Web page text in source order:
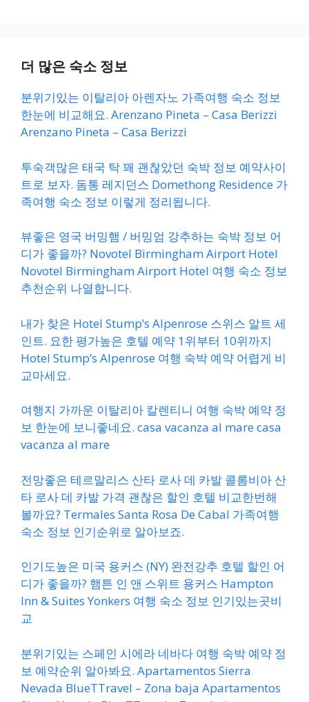
더 많은 숙소 정보
분위기있는 이탈리아 아렌자노 가족여행 숙소 정보
한눈에 비교해요. Arenzano Pineta – Casa Berizzi
Arenzano Pineta – Casa Berizzi
투숙객많은 태국 탁 꽤 괜찮았던 숙박 정보 예약사이
트로 보자. 돔통 레지던스 Domethong Residence 가
족여행 숙소 정보 이렇게 정리됩니다.
뷰좋은 영국 버밍햄 / 버밍엄 강추하는 숙박 정보 어
디가 좋을까? Novotel Birmingham Airport Hotel
Novotel Birmingham Airport Hotel 여행 숙소 정보
추천순위 나열합니다.
내가 찾은 Hotel Stump’s Alpenrose 스위스 알트 세
인트. 요한 평가높은 호텔 예약 1위부터 10위까지
Hotel Stump’s Alpenrose 여행 숙박 예약 어렵게 비
교마세요.
여행지 가까운 이탈리아 칼렌티니 여행 숙박 예약 정
보 한눈에 보니좋네요. casa vacanza al mare casa
vacanza al mare
전망좋은 테르말리스 산타 로사 데 카발 콜롬비아 산
타 로사 데 카발 가격 괜찮은 할인 호텔 비교한번해
볼까요? Termales Santa Rosa De Cabal 가족여행
숙소 정보 인기순위로 알아보죠.
인기도높은 미국 용커스 (NY) 완전강추 호텔 할인 어
디가 좋을까? 햄튼 인 앤 스위트 용커스 Hampton
Inn & Suites Yonkers 여행 숙소 정보 인기있는곳비
교
분위기있는 스페인 시에라 네바다 여행 숙박 예약 정
보 예약순위 알아봐요. Apartamentos Sierra
Nevada BlueTTravel – Zona baja Apartamentos